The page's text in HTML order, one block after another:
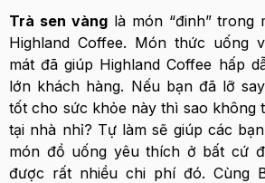
Trà sen vànglà món “đinh” trong
Highland Coffee. Món thức uống
mát đã giúp Highland Coffee hấp
lớn khách hàng. Nếu bạn đã lỡ
tốt cho sức khỏe này thì sao không
tại nhà nhỉ? Tự làm sẽ giúp các
món đồ uống yêu thích ở bất cứ
được rất nhiều chi phí đó. Cùng